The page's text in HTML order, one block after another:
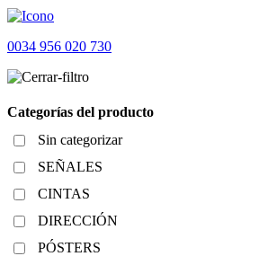
0034 956 020 730
Categorías del producto
Sin categorizar
SEÑALES
CINTAS
DIRECCIÓN
PÓSTERS